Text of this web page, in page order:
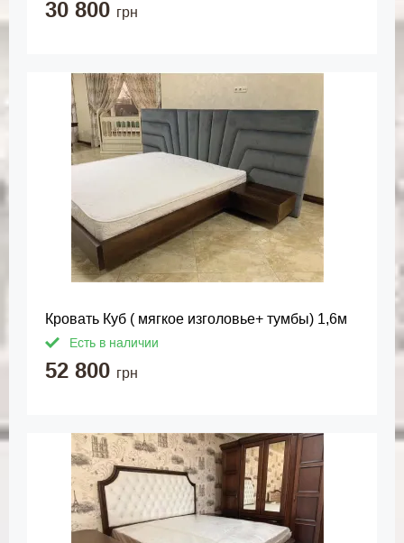
30 800 грн
Кровать Куб ( мягкое изголовье+ тумбы) 1,6м
Есть в наличии
52 800 грн